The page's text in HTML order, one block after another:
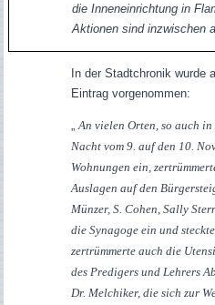
die Inneneinrichtung in
Aktionen sind inzwischen
In der Stadtchronik wurde
Eintrag vorgenommen:
An vielen Orten, so auch
Nacht vom 9. auf den 10.
Wohnungen ein,
Auslagen auf den
Münzer, S. Cohen, Sally
die Synagoge ein und
zertrümmerte auch die
des Predigers und Lehrers
Dr. Melchiker, die sich zur